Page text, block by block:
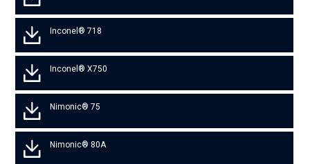
Inconel® 718
Inconel® X750
Nimonic® 75
Nimonic® 80A